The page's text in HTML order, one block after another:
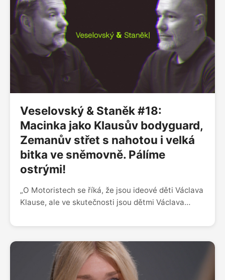
milionu prodaných knih a momentálně pracuje na
dalším románu. „Byla doba, kdy jsem si myslela, že
všichni lidé uvažují stejně jako já. I knihy mi
pomohly pochopit, že každý jsme úplně jiný a
každý máme svůj vlastní svět. Vnímáme ho každý
jinak a právě to v knihách vidím. Nedokážu si bez
nich svůj život představit,“ dodává.
Veselovský & Staněk #18:
Macinka jako Klausův bodyguard,
Zemanův střet s nahotou i velká
bitka ve sněmovně. Pálíme
ostrými!
„O Motoristech se říká, že jsou ideové děti Václava
Klause, ale ve skutečnosti jsou dětmi Václava
sebevědomí a Zemanovu mluvu. To DNA tam
epizodě talk show DVTV. Kdo měl schytat Volného
flákanec? Kolik vajec trefilo na Andělu Jiřího
Paroubka? A který Zemanův pokus o vtip byl moc i